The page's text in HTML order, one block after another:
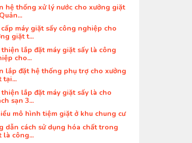
hệ thống xử lý nước cho xưởng giặt
máy giặt sấy công nghiệp cho
giặt t...
lắp đặt máy giặt sấy là công
cho...
lắp đặt hệ thống phụ trợ cho xưởng
tại...
lắp đặt máy giặt sấy là cho
sạn 3...
mô hình tiệm giặt ở khu chung cư
dẫn cách sử dụng hóa chất trong
là công...